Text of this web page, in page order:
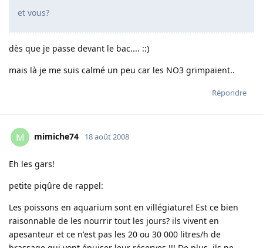
et vous?
dès que je passe devant le bac.... ::)
mais là je me suis calmé un peu car les NO3 grimpaient..
Répondre
M mimiche74 18 août 2008
Eh les gars!
petite piqûre de rappel:
Les poissons en aquarium sont en villégiature! Est ce bien
raisonnable de les nourrir tout les jours? ils vivent en
apesanteur et ce n'est pas les 20 ou 30 000 litres/h de